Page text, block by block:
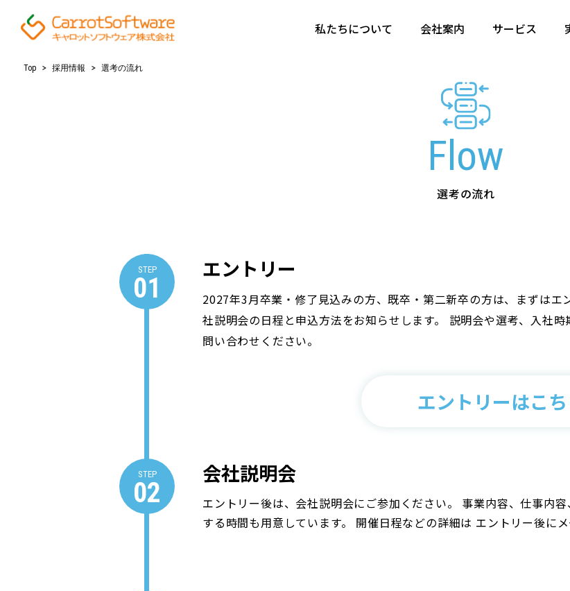
私たちについて 会社案内 サービス
Top 採用情報 選考の流れ
Flow
選考の流れ
STEP
01
エントリー
2027年3月卒業・修了見込みの方、既卒・第二新卒の方は、まずはエ
社説明会の日程と申込方法をお知らせします。 説明会や選考、入社
問い合わせください。
エントリーはこ
STEP
02
会社説明会
エントリー後は、会社説明会にご参加ください。 事業内容、仕事内
する時間も用意しています。 開催日程などの詳細は エントリー後にメ